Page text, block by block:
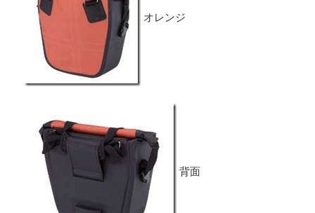
オレンジ
背面